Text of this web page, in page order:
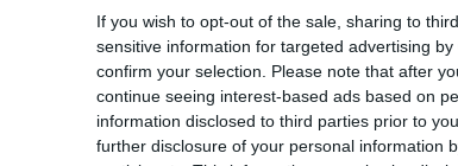
If you wish to opt-out of the sale, sharing to
sensitive information for targeted advertising
confirm your selection. Please note that after
continue seeing interest-based ads based on
information disclosed to third parties prior to
further disclosure of your personal information